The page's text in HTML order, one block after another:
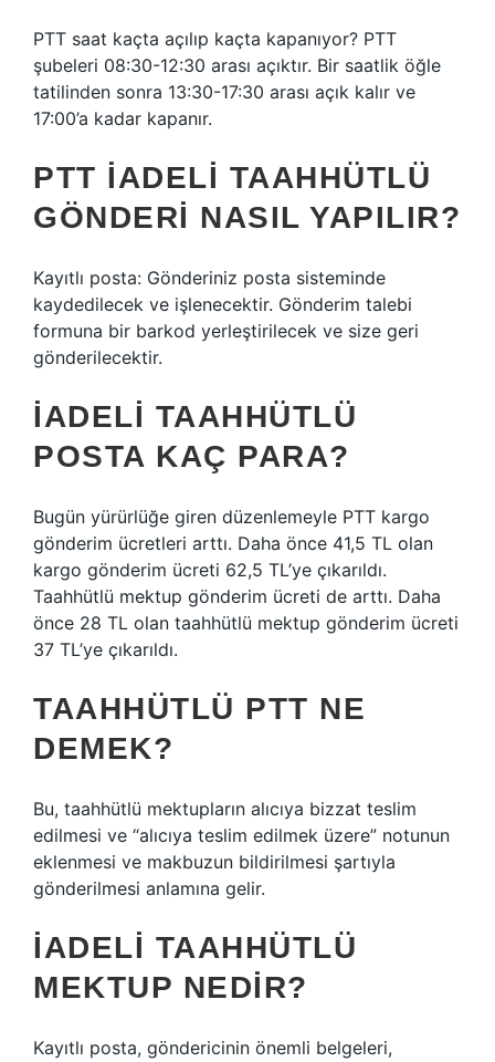
PTT saat kaçta açılıp kaçta kapanıyor? PTT
şubeleri 08:30-12:30 arası açıktır. Bir saatlik öğle
tatilinden sonra 13:30-17:30 arası açık kalır ve
17:00’a kadar kapanır.
PTT IADELI TAAHHÜTLÜ
GÖNDERI NASIL YAPILIR?
Kayıtlı posta: Gönderiniz posta sisteminde
kaydedilecek ve işlenecektir. Gönderim talebi
formuna bir barkod yerleştirilecek ve size geri
gönderilecektir.
İADELI TAAHHÜTLÜ
POSTA KAÇ PARA?
Bugün yürürlüğe giren düzenlemeyle PTT kargo
gönderim ücretleri arttı. Daha önce 41,5 TL olan
kargo gönderim ücreti 62,5 TL’ye çıkarıldı.
Taahhütlü mektup gönderim ücreti de arttı. Daha
önce 28 TL olan taahhütlü mektup gönderim ücreti
37 TL’ye çıkarıldı.
TAAHHÜTLÜ PTT NE
DEMEK?
Bu, taahhütlü mektupların alıcıya bizzat teslim
edilmesi ve “alıcıya teslim edilmek üzere” notunun
eklenmesi ve makbuzun bildirilmesi şartıyla
gönderilmesi anlamına gelir.
İADELI TAAHHÜTLÜ
MEKTUP NEDIR?
Kayıtlı posta, göndericinin önemli belgeleri,